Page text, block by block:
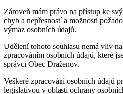
Zároveň mám právo na přístup ke
chyb a nepřesností a možnosti
výmaz osobních údajů.
Udělení tohoto souhlasu nemá vliv
zpracováním osobních údajů, které
správci Obec Draženov.
Veškeré zpracování osobních údajů
legislativou v oblasti ochrany